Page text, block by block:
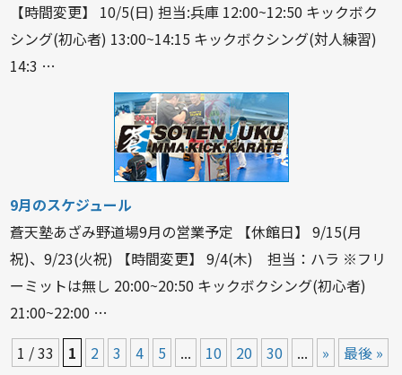
【時間変更】 10/5(日) 担当:兵庫 12:00~12:50 キックボク
シング(初心者) 13:00~14:15 キックボクシング(対人練習)
14:3 …
9月のスケジュール
蒼天塾あざみ野道場9月の営業予定 【休館日】 9/15(月
祝)、9/23(火祝) 【時間変更】 9/4(木) 担当：ハラ ※フリ
ーミットは無し 20:00~20:50 キックボクシング(初心者)
21:00~22:00 …
1 / 33
1 2 3 4 5 ... 10 20 30 ... » 最後 »